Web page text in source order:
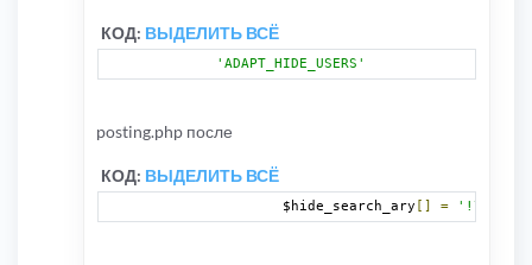
КОД: ВЫДЕЛИТЬ ВСЁ
'ADAPT_HIDE_USERS'
posting.php после
КОД: ВЫДЕЛИТЬ ВСЁ
		$hide_search_ary
[] =